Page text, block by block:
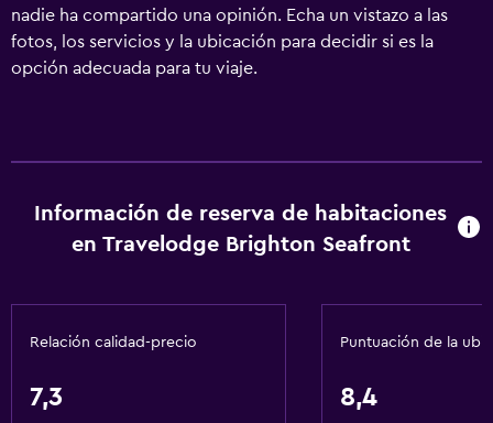
nadie ha compartido una opinión. Echa un vistazo a las
fotos, los servicios y la ubicación para decidir si es la
opción adecuada para tu viaje.
Información de reserva de habitaciones
en Travelodge Brighton Seafront
Relación calidad-precio
7,3
Puntuación de la
8,4